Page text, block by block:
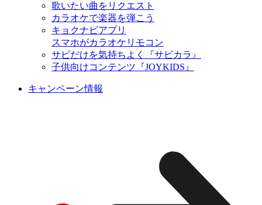
歌いたい曲をリクエスト
カラオケで楽器を弾こう
キョクナビアプリ
スマホがカラオケリモコン
サビだけを気持ちよく『サビカラ』
子供向けコンテンツ『JOYKIDS』
キャンペーン情報